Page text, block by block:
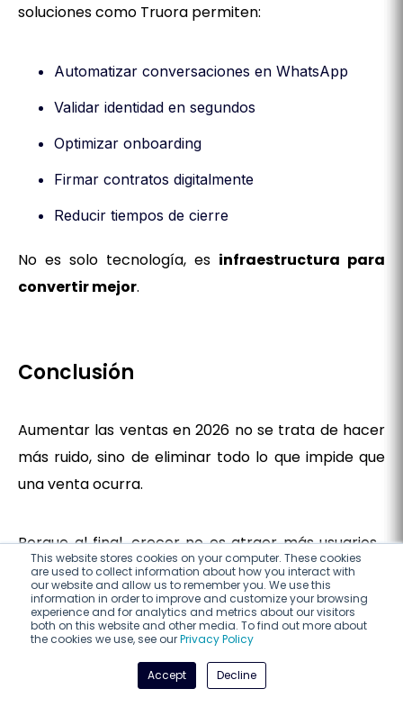
This website stores cookies on your computer. These cookies
are used to collect information about how you interact with
our website and allow us to remember you. We use this
information in order to improve and customize your browsing
experience and for analytics and metrics about our visitors
both on this website and other media. To find out more about
the cookies we use, see ourPrivacy Policy
Accept Decline
soluciones como Truora permiten:
Automatizar conversaciones en WhatsApp
Validar identidad en segundos
Optimizar onboarding
Firmar contratos digitalmente
Reducir tiempos de cierre
No es solo tecnología, es infraestructura para
convertir mejor.
Conclusión
Aumentar las ventas en 2026 no se trata de hacer
más ruido, sino de eliminar todo lo que impide que
una venta ocurra.
Porque al final, crecer no es atraer más usuarios…
esperder menos de los que ya tienes.
Llena el formulario a continuación y te
ayudamos con eso: